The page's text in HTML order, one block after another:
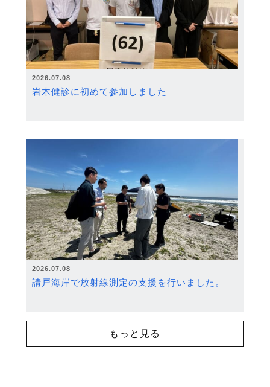
2026.07.08
岩木健診に初めて参加しました
2026.07.08
請戸海岸で放射線測定の支援を行いました。
もっと見る